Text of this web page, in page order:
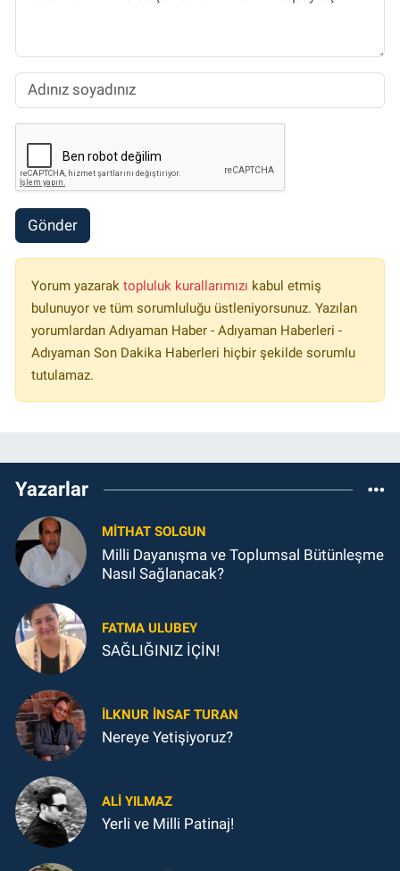
Gönder
Yorum yazarak topluluk kurallarımızı kabul etmiş
bulunuyor ve tüm sorumluluğu üstleniyorsunuz. Yazılan
yorumlardan Adıyaman Haber - Adıyaman Haberleri -
Adıyaman Son Dakika Haberleri hiçbir şekilde sorumlu
tutulamaz.
Yazarlar
MITHAT SOLGUN
Milli Dayanışma ve Toplumsal Bütünleşme
Nasıl Sağlanacak?
FATMA ULUBEY
SAĞLIĞINIZ İÇİN!
İLKNUR İNSAF TURAN
Nereye Yetişiyoruz?
ALI YILMAZ
Yerli ve Milli Patinaj!